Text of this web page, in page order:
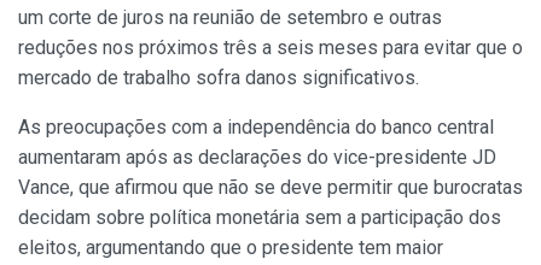
um corte de juros na reunião de setembro e outras
reduções nos próximos três a seis meses para evitar que o
mercado de trabalho sofra danos significativos.
As preocupações com a independência do banco central
aumentaram após as declarações do vice-presidente JD
Vance, que afirmou que não se deve permitir que burocratas
decidam sobre política monetária sem a participação dos
eleitos, argumentando que o presidente tem maior